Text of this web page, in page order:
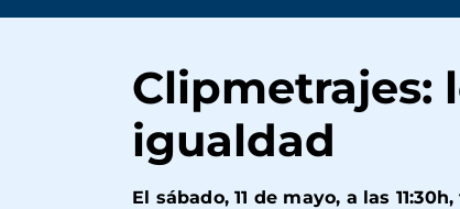
navegación
Clipmetrajes:
igualdad
El sábado, 11 de mayo, a las 11:30h,